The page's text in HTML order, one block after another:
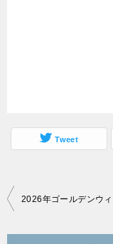
Tweet
投